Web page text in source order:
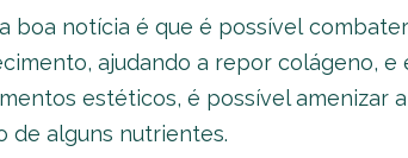
boa notícia é que é possível
ajudando a repor colágeno,
estéticos, é possível amenizar
de alguns nutrientes.